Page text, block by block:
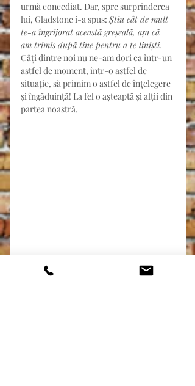
urmă concediat. Dar, spre surprinderea
lui, Gladstone i-a spus: Știu cât de mult
te-a îngrijorat această greșeală, așa că
am trimis după tine pentru a te liniști.
Câți dintre noi nu ne-am dori ca într-un
astfel de moment, într-o astfel de
situație, să primim o astfel de înțelegere
și îngăduință! La fel o așteaptă și alții din
partea noastră.